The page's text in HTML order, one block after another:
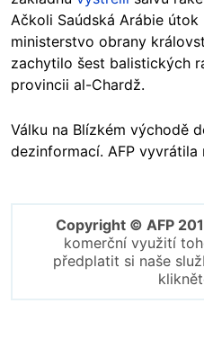
Ačkoli Saúdská Arábie
ministerstvo obrany
zachytilo šest balistických
provincii al-Chardž.
Válku na Blízkém východě
dezinformací. AFP vyvrátila
Copyright © AFP
komerční využití
předplatit si naše